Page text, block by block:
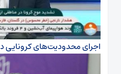
اجرای محدودیت‌های کرونایی